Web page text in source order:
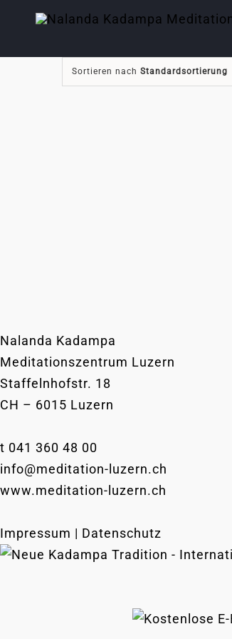
Sortieren nach Standardsortierung
Nalanda Kadampa
Meditationszentrum Luzern
Staffelnhofstr. 18
CH – 6015 Luzern
t 041 360 48 00
info@meditation-luzern.ch
www.meditation-luzern.ch
Impressum | Datenschutz